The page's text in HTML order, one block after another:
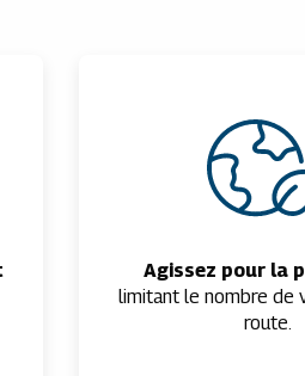
Agissez pour la
limitant le nombre de
route.